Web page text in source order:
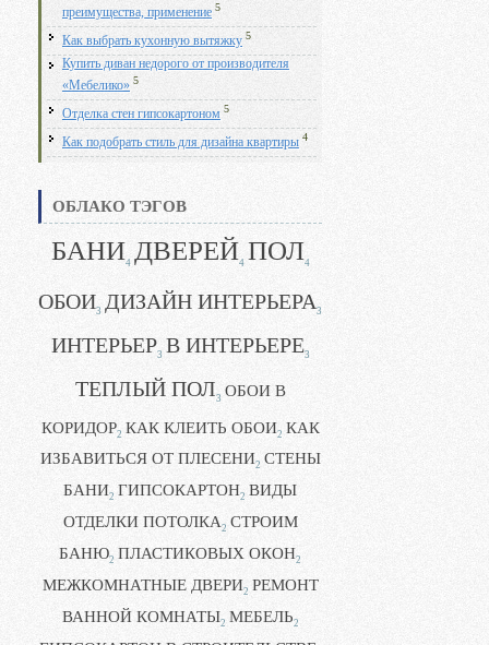
преимущества, применение 5
Как выбрать кухонную вытяжку 5
Купить диван недорого от производителя
«Мебелико» 5
Отделка стен гипсокартоном 5
Как подобрать стиль для дизайна квартиры 4
ОБЛАКО ТЭГОВ
БАНИ4 ДВЕРЕЙ4 ПОЛ4
ОБОИ3 ДИЗАЙН ИНТЕРЬЕРА3
ИНТЕРЬЕР3 В ИНТЕРЬЕРЕ3
ТЕПЛЫЙ ПОЛ3 ОБОИ В
КОРИДОР2 КАК КЛЕИТЬ ОБОИ2 КАК
ИЗБАВИТЬСЯ ОТ ПЛЕСЕНИ2 СТЕНЫ
БАНИ2 ГИПСОКАРТОН2 ВИДЫ
ОТДЕЛКИ ПОТОЛКА2 СТРОИМ
БАНЮ2 ПЛАСТИКОВЫХ ОКОН2
МЕЖКОМНАТНЫЕ ДВЕРИ2 РЕМОНТ
ВАННОЙ КОМНАТЫ2 МЕБЕЛЬ2